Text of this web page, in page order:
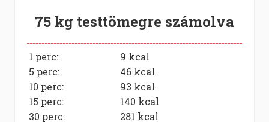
75 kg testtömegre számolva
1 perc: 9 kcal
5 perc:
46 kcal
10 perc:
93 kcal
15 perc:
140 kcal
30 perc:
281 kcal